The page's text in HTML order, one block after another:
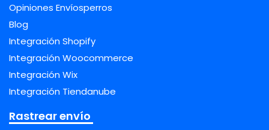
Opiniones Envíosperros
Blog
Integración Shopify
Integración Woocommerce
Integración Wix
Integración Tiendanube
Rastrear envío